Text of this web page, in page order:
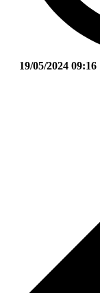
19/05/2024